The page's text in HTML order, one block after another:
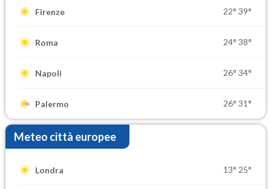
Firenze 22° 39°
Roma 24° 38°
Napoli 26° 34°
Palermo 26° 31°
Meteo città europee
Londra 13° 25°